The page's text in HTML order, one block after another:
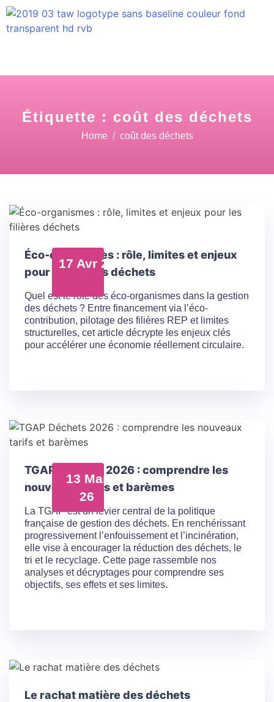
Étiquette : coût des déchets
Home coût des déchets
17 Avr 26
Éco-organismes : rôle, limites et enjeux
pour les filières déchets
Quel est le rôle des éco-organismes dans la gestion
des déchets ? Entre financement via l’éco-
contribution, pilotage des filières REP et limites
structurelles, cet article décrypte les enjeux clés
pour accélérer une économie réellement circulaire.
13 Mar
26
TGAP Déchets 2026 : comprendre les
nouveaux tarifs et barèmes
La TGAP est un levier central de la politique
française de gestion des déchets. En renchérissant
progressivement l’enfouissement et l’incinération,
elle vise à encourager la réduction des déchets, le
tri et le recyclage. Cette page rassemble nos
analyses et décryptages pour comprendre ses
objectifs, ses effets et ses limites.
Le rachat matière des déchets